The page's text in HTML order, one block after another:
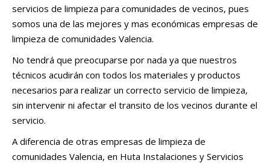
servicios de limpieza para comunidades de vecinos, pues
somos una de las mejores y mas económicas empresas de
limpieza de comunidades Valencia.
No tendrá que preocuparse por nada ya que nuestros
técnicos acudirán con todos los materiales y productos
necesarios para realizar un correcto servicio de limpieza,
sin intervenir ni afectar el transito de los vecinos durante el
servicio.
A diferencia de otras empresas de limpieza de
comunidades Valencia, en Huta Instalaciones y Servicios